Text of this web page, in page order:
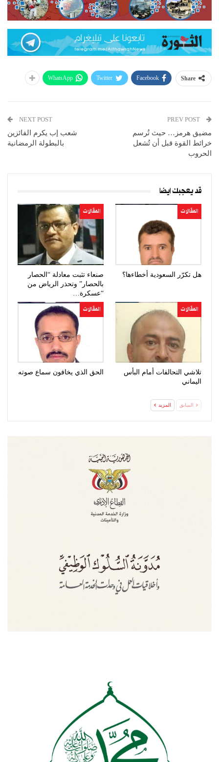
Share
Facebook
Twitter
WhatsApp
مضيق هرمز… حيث تُرسم
خرائط القوة قبل أن تُشعل
الحروب
NEXT POST
شعب إب يكرم الفائزين
بالبطولة الرمضانية
قد يعجبك ايضا
المقالات
هل تكرّر السعودية أخطاءها؟
المقالات
صنعاء تثبت معادلة “الحصار
بالحصار” وتحذر الرياض من
“عسكرة…
المقالات
تلاشي التحالفات أمام البأس
اليماني
المقالات
الحق الذي يخافون سماع صوته
السابق المزيد